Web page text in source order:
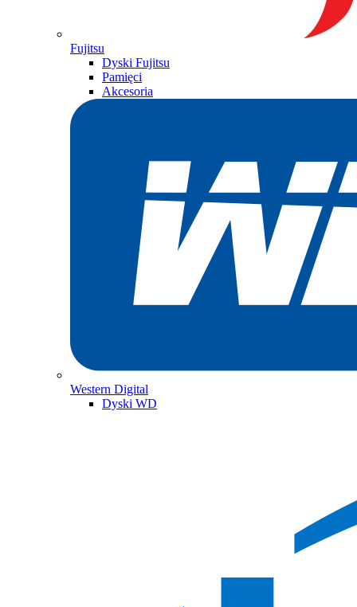
Fujitsu
Dyski Fujitsu
Pamięci
Akcesoria
Western Digital
Dyski WD